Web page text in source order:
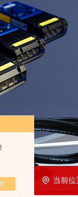
当前位